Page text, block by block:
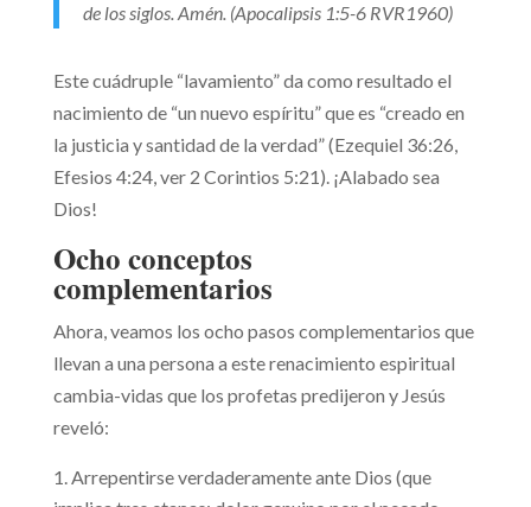
de los siglos. Amén. (Apocalipsis 1:5-6 RVR1960)
Este cuádruple “lavamiento” da como resultado el
nacimiento de “un nuevo espíritu” que es “creado en
la justicia y santidad de la verdad” (Ezequiel 36:26,
Efesios 4:24, ver 2 Corintios 5:21). ¡Alabado sea
Dios!
Ocho conceptos
complementarios
Ahora, veamos los ocho pasos complementarios que
llevan a una persona a este renacimiento espiritual
cambia-vidas que los profetas predijeron y Jesús
reveló:
Arrepentirse verdaderamente ante Dios (que